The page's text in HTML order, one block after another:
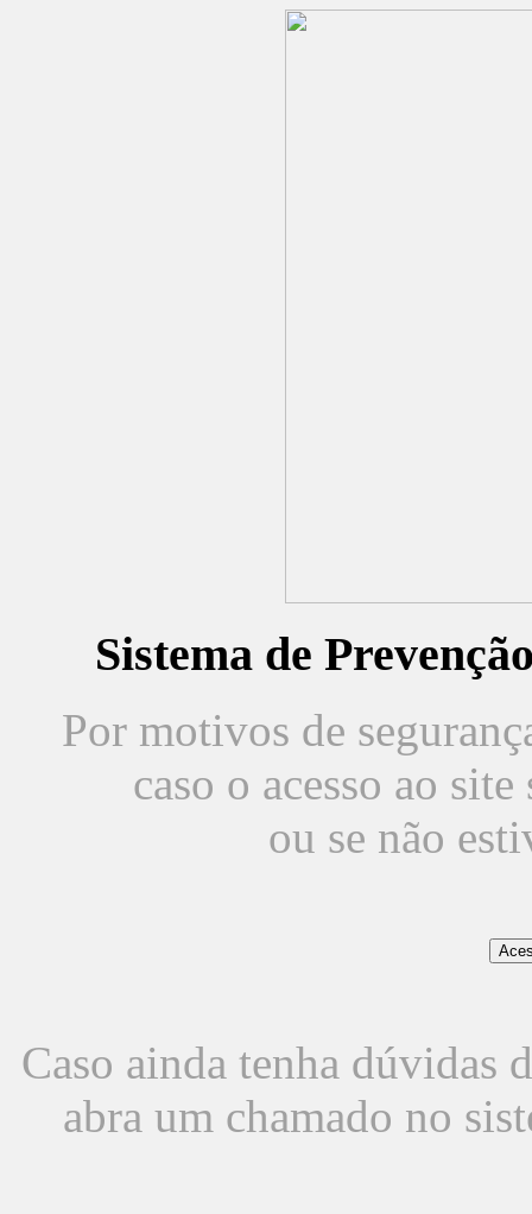
Sistema de
Por motivos de
caso o acesso ao
ou se não
Caso ainda tenha dúvidas
abra um chamado no